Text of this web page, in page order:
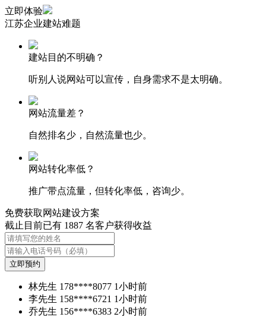
立即体验
江苏企业建站难题
建站目的不明确？
听别人说网站可以宣传，自身需求不是太明确。
网站流量差？
自然排名少，自然流量也少。
网站转化率低？
推广带点流量，但转化率低，咨询少。
免费获取网站建设方案
截止目前已有 1887 名客户获得收益
立即预约
林先生 178****8077 1小时前
李先生 158****6721 1小时前
乔先生 156****6383 2小时前